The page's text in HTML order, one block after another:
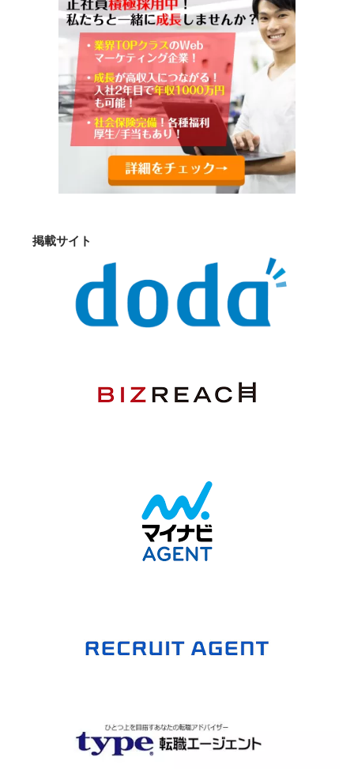
掲載サイト